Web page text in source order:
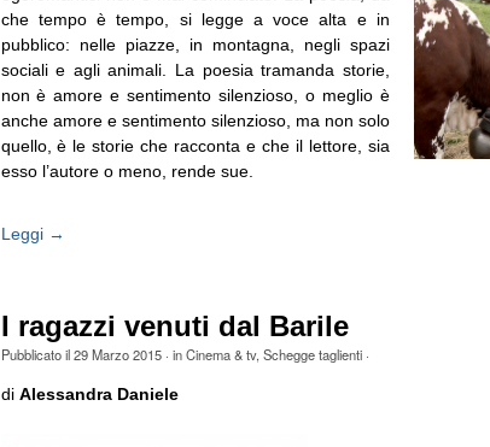
che tempo è tempo, si legge a voce alta e in
pubblico: nelle piazze, in montagna, negli spazi
sociali e agli animali. La poesia tramanda storie,
non è amore e sentimento silenzioso, o meglio è
anche amore e sentimento silenzioso, ma non solo
quello, è le storie che racconta e che il lettore, sia
esso l’autore o meno, rende sue.
Leggi →
I ragazzi venuti dal Barile
Pubblicato il29 Marzo 2015· inCinema & tv, Schegge taglienti·
di Alessandra Daniele